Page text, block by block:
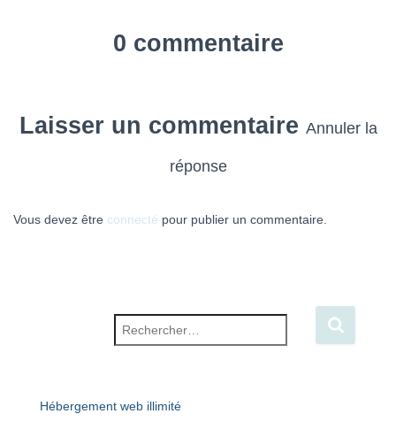
0 commentaire
Laisser un commentaire Annuler la
réponse
Vous devez être connecté pour publier un commentaire.
Hébergement web illimité